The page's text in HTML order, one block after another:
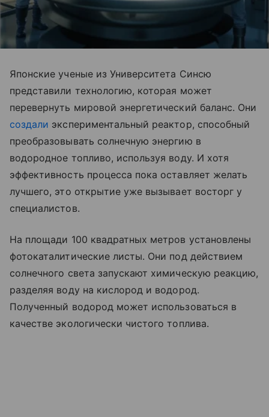
Японские ученые из Университета Синсю
представили технологию, которая может
перевернуть мировой энергетический баланс. Они
создали экспериментальный реактор, способный
преобразовывать солнечную энергию в
водородное топливо, используя воду. И хотя
эффективность процесса пока оставляет желать
лучшего, это открытие уже вызывает восторг у
специалистов.
На площади 100 квадратных метров установлены
фотокаталитические листы. Они под действием
солнечного света запускают химическую реакцию,
разделяя воду на кислород и водород.
Полученный водород может использоваться в
качестве экологически чистого топлива.